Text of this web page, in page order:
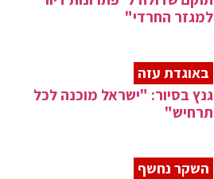
למגזר החרדי"
באוגדת עזה
גנץ בסיור: "ישראל מוכנה לכל
תרחיש"
השקר נחשף